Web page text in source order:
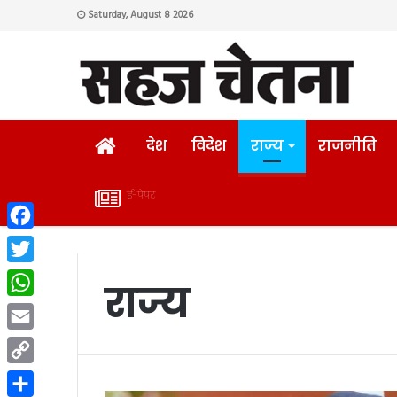
Saturday, August 8 2026
HOMEदेश विदेश राज्य राजनीति
ई-
पेपर
ई-पेपर
राज्य
Facebook
Twitter
WhatsApp
Email
Copy